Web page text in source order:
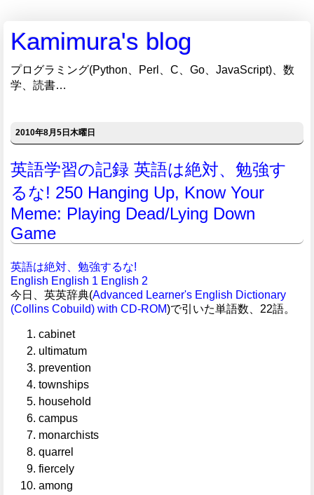
Kamimura's blog
プログラミング(Python、Perl、C、Go、JavaScript)、数
学、読書…
2010年8月5日木曜日
英語学習の記録 英語は絶対、勉強す
るな! 250 Hanging Up, Know Your
Meme: Playing Dead/Lying Down
Game
英語は絶対、勉強するな!
English English 1 English 2
今日、英英辞典(Advanced Learner's English Dictionary
(Collins Cobuild) with CD-ROM)で引いた単語数、22語。
cabinet
ultimatum
prevention
townships
household
campus
monarchists
quarrel
fiercely
among